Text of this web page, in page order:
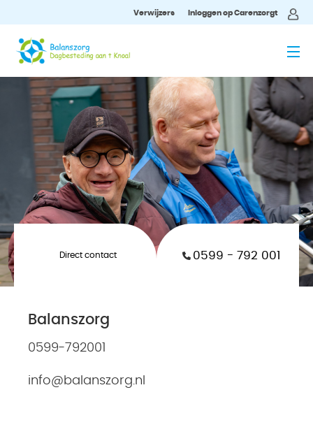
Verwijzers Inloggen op Carenzorgt
Direct contact 0599 - 792 001
Balanszorg
0599-792001
info@balanszorg.nl